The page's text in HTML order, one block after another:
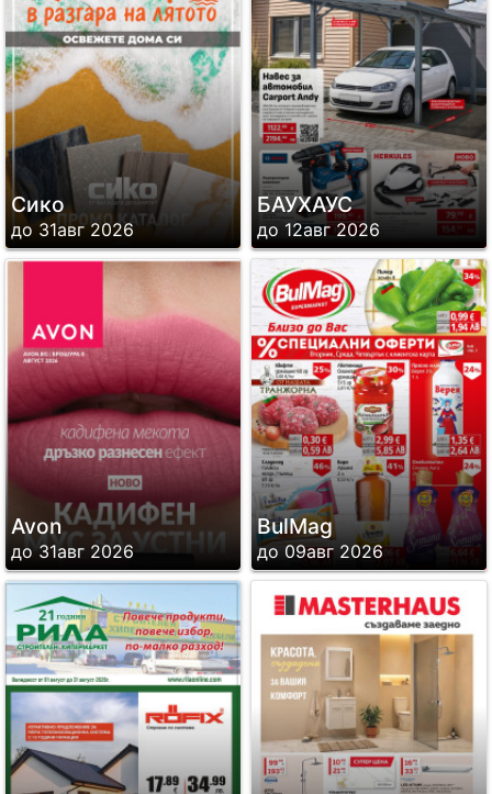
Сико
до 31авг 2026
БАУХАУС
до 12авг 2026
Avon
до 31авг 2026
BulMag
до 09авг 2026